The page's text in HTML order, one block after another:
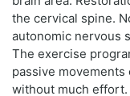
the cervical spine.
autonomic nervous
The exercise
passive
without much effort.